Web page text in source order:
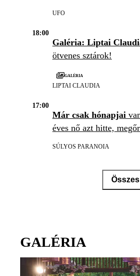
UFO
18:00
Galéria: Liptai
ötvenes sztárok!
Galéria
LIPTAI CLAUDIA
17:00
Már csak hónapjai
éves nő azt hitte,
SÚLYOS PARANOIA
GALÉRIA